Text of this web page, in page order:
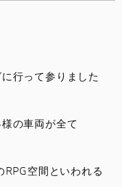
行って参りました
の車両が全て
空間といわれる